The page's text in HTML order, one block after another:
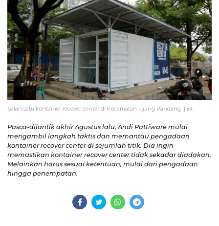
Salah satu kontainer recover center di Kecamatan Ujung Pandang || ist
Pasca-dilantik akhir Agustus lalu, Andi Pattiware mulai
mengambil langkah taktis dan memantau pengadaan
kontainer recover center di sejumlah titik. Dia ingin
memastikan kontainer recover center tidak sekadar diadakan.
Melainkan harus sesuai ketentuan, mulai dari pengadaan
hingga penempatan.